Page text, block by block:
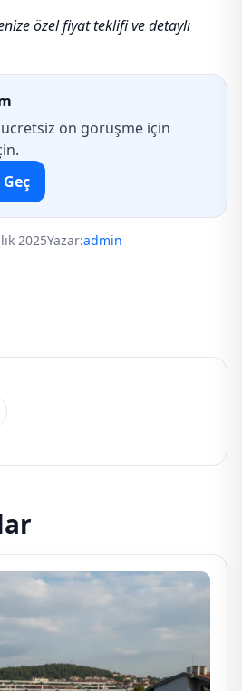
özel fiyat teklifi ve detaylı
ön görüşme için
2025Yazar:admin